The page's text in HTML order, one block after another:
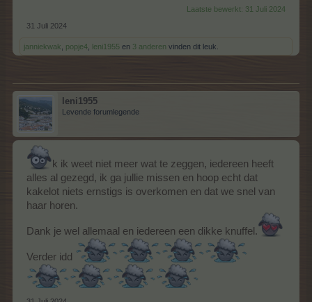
Laatste bewerkt: 31 Juli 2024
31 Juli 2024
janniekwak popje4 leni1955 en 3 anderen vinden dit leuk.
leni1955
Levende forumlegende
k ik weet niet meer wat te zeggen, iedereen heeft
alles al gezegd, ik ga jullie missen en hoop echt dat
kakelot niets ernstigs is overkomen en dat we snel van
haar horen.
Dank je wel allemaal en iedereen een dikke knuffel.
Verder idd